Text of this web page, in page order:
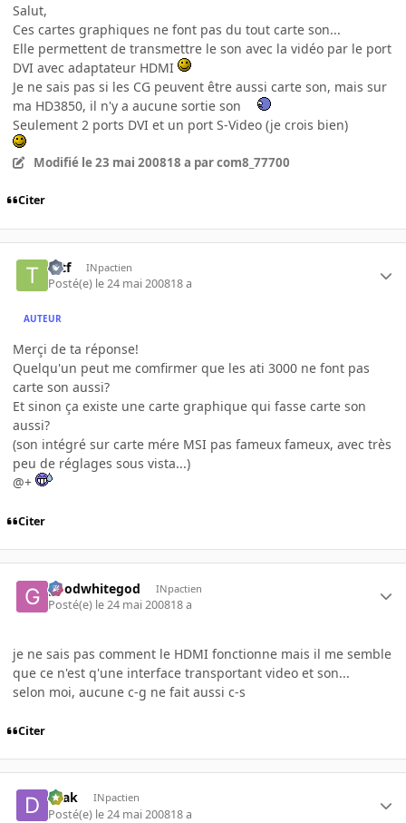
Salut,
Ces cartes graphiques ne font pas du tout carte son...
Elle permettent de transmettre le son avec la vidéo par le port
DVI avec adaptateur HDMI
Je ne sais pas si les CG peuvent être aussi carte son, mais sur
ma HD3850, il n'y a aucune sortie son
Seulement 2 ports DVI et un port S-Video (je crois bien)
Modifié le 23 mai 200818 a par com8_77700
Citer
tytf INpactien
Posté(e) le 24 mai 200818 a
AUTEUR
Merçi de ta réponse!
Quelqu'un peut me comfirmer que les ati 3000 ne font pas
carte son aussi?
Et sinon ça existe une carte graphique qui fasse carte son
aussi?
(son intégré sur carte mére MSI pas fameux fameux, avec très
peu de réglages sous vista...)
@+
Citer
goodwhitegod INpactien
Posté(e) le 24 mai 200818 a
je ne sais pas comment le HDMI fonctionne mais il me semble
que ce n'est q'une interface transportant video et son...
selon moi, aucune c-g ne fait aussi c-s
Citer
Drak INpactien
Posté(e) le 24 mai 200818 a